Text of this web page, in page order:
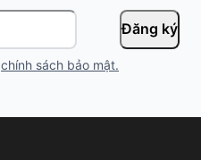
Đăng ký
chính sách bảo mật.